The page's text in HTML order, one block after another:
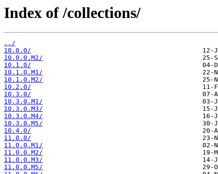
Index of /collections/
../
10.0.0/
10.0.0.M2/
10.1.0/
10.1.0.M1/
10.1.0.M2/
10.2.0/
10.3.0/
10.3.0.M1/
10.3.0.M3/
10.3.0.M4/
10.3.0.M5/
10.4.0/
11.0.0/
11.0.0.M1/
11.0.0.M2/
11.0.0.M3/
11.0.0.M5/